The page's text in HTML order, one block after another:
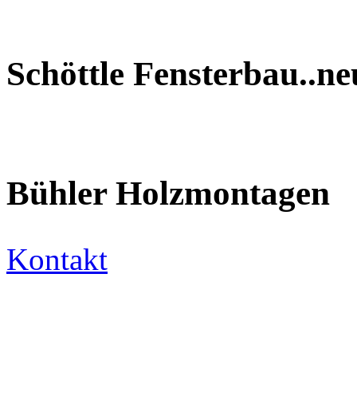
Schöttle
Bühler Holzmontagen
Kontakt